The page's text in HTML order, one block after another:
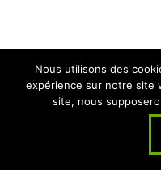
Nous utilisons des
expérience sur notre site
site, nous